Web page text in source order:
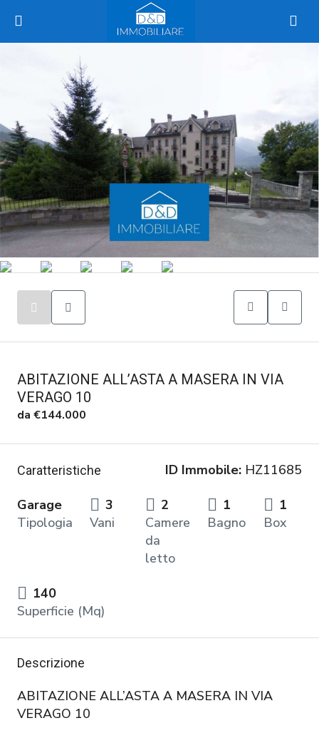
ABITAZIONE ALL’ASTA A MASERA IN VIA
VERAGO 10
da €144.000
Caratteristiche ID Immobile: HZ11685
Garage
Tipologia
3
Vani
2
Camere
da
letto
1
Bagno
1
Box
140
Superficie (Mq)
Descrizione
ABITAZIONE ALL’ASTA A MASERA IN VIA
VERAGO 10